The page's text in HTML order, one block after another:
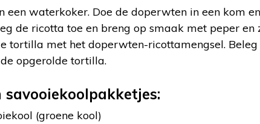
een waterkoker. Doe de doperwten in een kom
de ricotta toe en breng op smaak met peper
tortilla met het doperwten-ricottamengsel.
opgerolde tortilla.
(groene kool)